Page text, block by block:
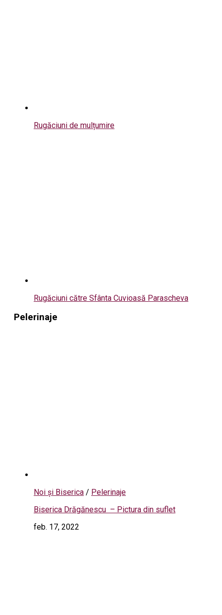
Rugăciuni de mulțumire
Rugăciuni către Sfânta Cuvioasă Parascheva
Pelerinaje
Noi și Biserica / Pelerinaje
Biserica Drăgănescu – Pictura din suflet
feb. 17, 2022